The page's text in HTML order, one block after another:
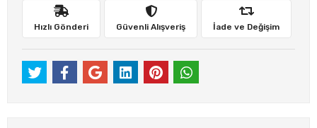
Hızlı Gönderi Güvenli Alışveriş İade ve Değişim